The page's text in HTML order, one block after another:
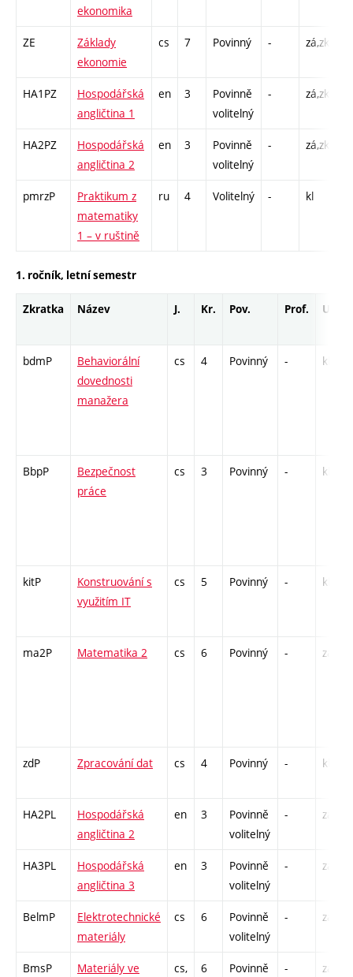
ekonomika
ZE
Základy
ekonomie
cs 7 Povinný - zá,zk
HA1PZ
Hospodářská
angličtina 1
en 3
Povinně
volitelný
- zá,zk
HA2PZ
Hospodářská
angličtina 2
en 3
Povinně
volitelný
- zá,zk
pmrzP
Praktikum z
matematiky
1 – v ruštině
ru 4 Volitelný - kl
1. ročník, letní semestr
Zkratka Název J. Kr. Pov. Prof. Uk.
bdmP
Behaviorální
dovednosti
manažera
cs 4 Povinný - kl
BbpP
Bezpečnost
práce
cs 3 Povinný - kl
kitP
Konstruování s
využitím IT
cs 5 Povinný - kl
ma2P Matematika 2 cs 6 Povinný - zá,zk
zdP Zpracování dat cs 4 Povinný - kl
HA2PL
Hospodářská
angličtina 2
en 3
Povinně
volitelný
- zá,zk
HA3PL
Hospodářská
angličtina 3
en 3
Povinně
volitelný
- zá,zk
BelmP
Elektrotechnické
materiály
cs 6
Povinně
volitelný
- zá,zk
BmsP Materiály ve cs, 6 Povinně - zá,zk